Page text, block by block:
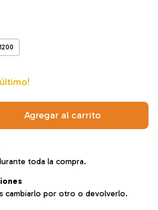
1200
toda la compra.
cambiarlo por otro o devolverlo.